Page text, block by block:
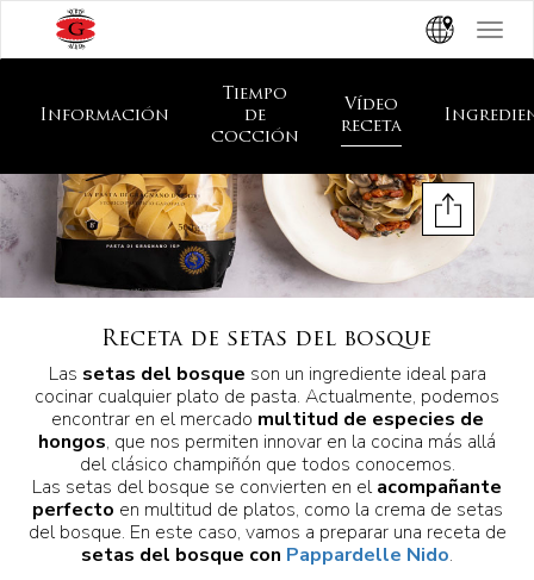
Toggle
Receta de setas del bosque
Las setas del bosque son un ingrediente ideal para
cocinar cualquier plato de pasta. Actualmente, podemos
encontrar en el mercado multitud de especies de
hongos, que nos permiten innovar en la cocina más allá
del clásico champiñón que todos conocemos.
Las setas del bosque se convierten en el acompañante
perfecto en multitud de platos, como la crema de setas
del bosque. En este caso, vamos a preparar una receta de
setas del bosque con Pappardelle Nido.
Información
Tiempo
de
cocción
Vídeo
receta